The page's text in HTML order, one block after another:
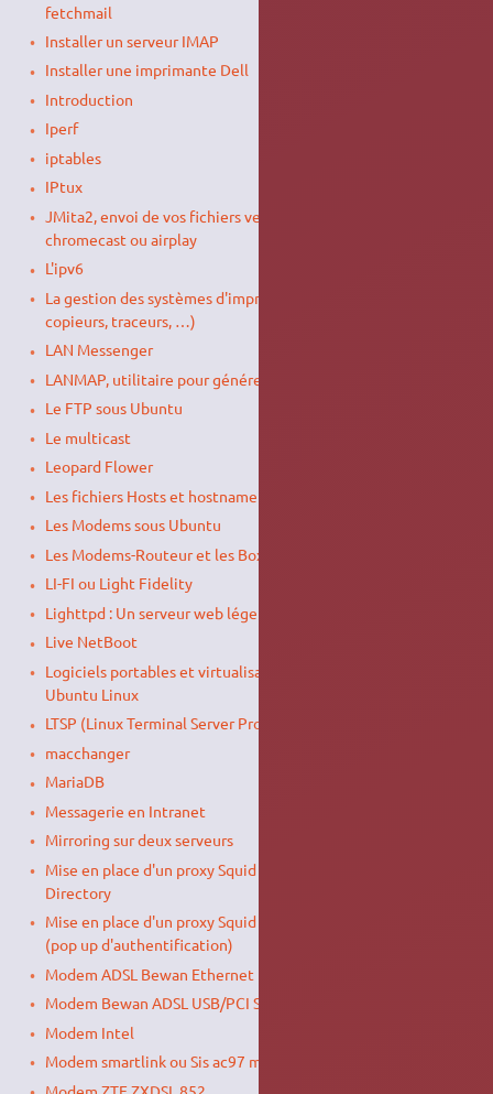
fetchmail
Installer un serveur IMAP
Installer une imprimante Dell
Introduction
Iperf
iptables
IPtux
JMita2, envoi de vos fichiers vers un appareil upnp,
chromecast ou airplay
L'ipv6
La gestion des systèmes d'impression (imprimantes,
copieurs, traceurs, …)
LAN Messenger
LANMAP, utilitaire pour générer le plan de son réseau
Le FTP sous Ubuntu
Le multicast
Leopard Flower
Les fichiers Hosts et hostname
Les Modems sous Ubuntu
Les Modems-Routeur et les Box sous Ubuntu
LI-FI ou Light Fidelity
Lighttpd : Un serveur web léger
Live NetBoot
Logiciels portables et virtualisation d'applications sous
Ubuntu Linux
LTSP (Linux Terminal Server Project)
macchanger
MariaDB
Messagerie en Intranet
Mirroring sur deux serveurs
Mise en place d'un proxy Squid avec authentification Active
Directory
Mise en place d'un proxy Squid avec authentification NCSA
(pop up d'authentification)
Modem ADSL Bewan Ethernet
Modem Bewan ADSL USB/PCI ST (version gris et plat)
Modem Intel
Modem smartlink ou Sis ac97 modem